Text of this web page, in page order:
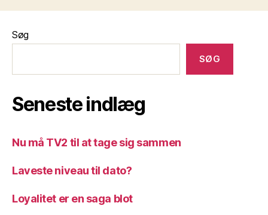
Søg
SØG
Seneste indlæg
Nu må TV2 til at tage sig sammen
Laveste niveau til dato?
Loyalitet er en saga blot